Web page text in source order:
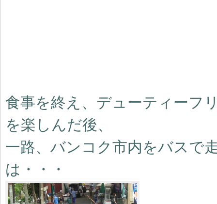
食事を終え、デューティーフ
を楽しんだ後、
一路、バンコク市内をバスで
は・・・